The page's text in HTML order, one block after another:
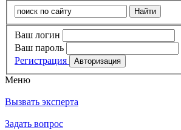
Ваш логин
Ваш пароль
Регистрация
Меню
Вызвать эксперта
Задать вопрос